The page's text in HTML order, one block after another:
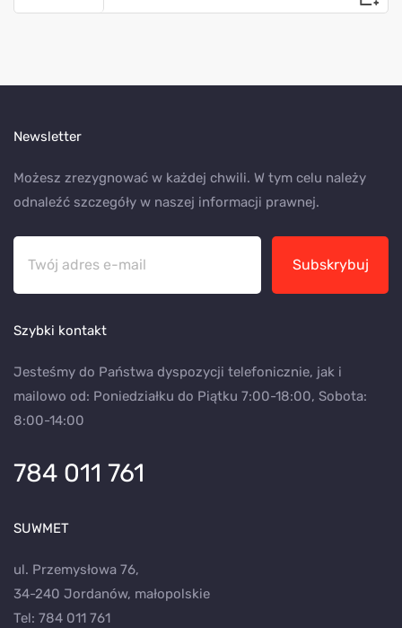
Newsletter
Możesz zrezygnować w każdej chwili. W tym celu należy
odnaleźć szczegóły w naszej informacji prawnej.
Subskrybuj
Szybki kontakt
Jesteśmy do Państwa dyspozycji telefonicznie, jak i
mailowo od: Poniedziałku do Piątku 7:00-18:00, Sobota:
8:00-14:00
784 011 761
SUWMET
ul. Przemysłowa 76,
34-240 Jordanów, małopolskie
Tel: 784 011 761